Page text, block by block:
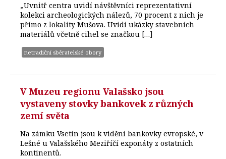
„Uvnitř centra uvidí návštěvníci reprezentativní
kolekci archeologických nálezů, 70 procent z nich je
přímo z lokality Mušova. Uvidí ukázky stavebních
materiálů včetně cihel se značkou […]
netradiční sběratelské obory
V Muzeu regionu Valašsko jsou
vystaveny stovky bankovek z různých
zemí světa
Na zámku Vsetín jsou k vidění bankovky evropské, v
Lešné u Valašského Meziříčí exponáty z ostatních
kontinentů.